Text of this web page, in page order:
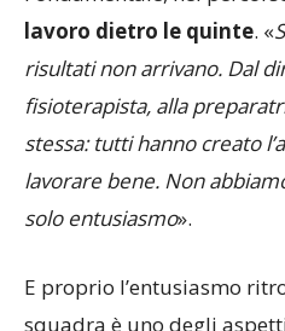
Fondamentale, nel
lavoro dietro le quinte
risultati non arrivano. Dal
fisioterapista, alla
stessa: tutti hanno creato
lavorare bene. Non
E proprio l’entusiasmo